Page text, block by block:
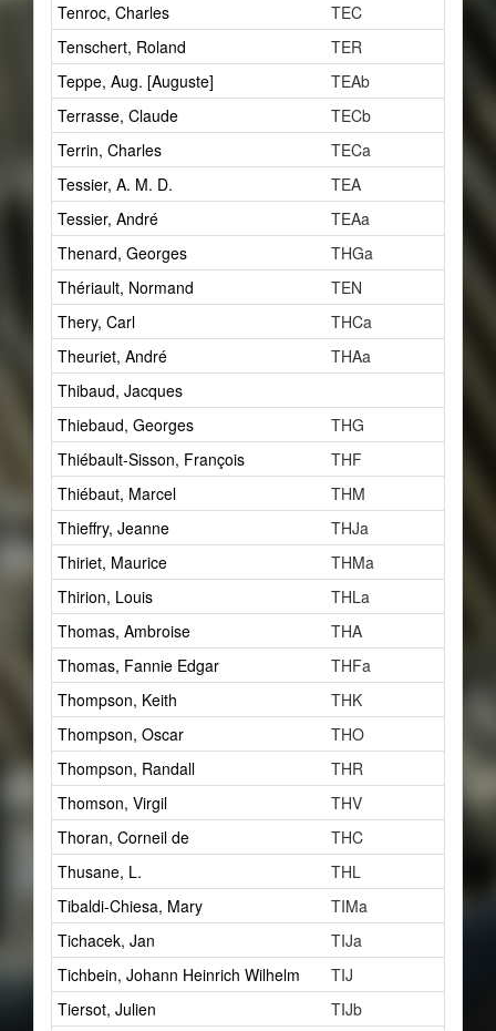
Tenroc, Charles
TEC
Tenschert, Roland
TER
Teppe, Aug. [Auguste]
TEAb
Terrasse, Claude
TECb
Terrin, Charles
TECa
Tessier, A. M. D.
TEA
Tessier, André
TEAa
Thenard, Georges
THGa
Thériault, Normand
TEN
Thery, Carl
THCa
Theuriet, André
THAa
Thibaud, Jacques
Thiebaud, Georges
THG
Thiébault-Sisson, François
THF
Thiébaut, Marcel
THM
Thieffry, Jeanne
THJa
Thiriet, Maurice
THMa
Thirion, Louis
THLa
Thomas, Ambroise
THA
Thomas, Fannie Edgar
THFa
Thompson, Keith
THK
Thompson, Oscar
THO
Thompson, Randall
THR
Thomson, Virgil
THV
23
Thoran, Corneil de
THC
Thusane, L.
THL
Tibaldi-Chiesa, Mary
TIMa
Tichacek, Jan
TIJa
Tichbein, Johann Heinrich Wilhelm
TIJ
Tiersot, Julien
TIJb